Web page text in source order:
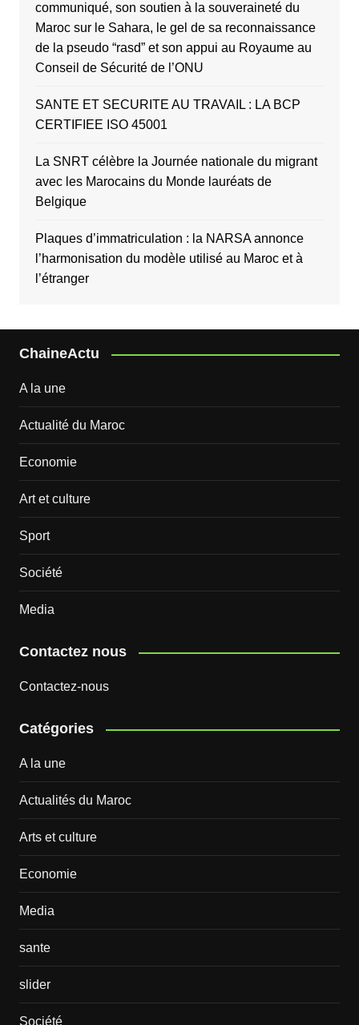
communiqué, son soutien à la souveraineté du
Maroc sur le Sahara, le gel de sa reconnaissance
de la pseudo “rasd” et son appui au Royaume au
Conseil de Sécurité de l’ONU
SANTE ET SECURITE AU TRAVAIL : LA BCP
CERTIFIEE ISO 45001
La SNRT célèbre la Journée nationale du migrant
avec les Marocains du Monde lauréats de
Belgique
Plaques d’immatriculation : la NARSA annonce
l’harmonisation du modèle utilisé au Maroc et à
l’étranger
ChaineActu
A la une
Actualité du Maroc
Economie
Art et culture
Sport
Société
Media
Contactez nous
Contactez-nous
Catégories
A la une
Actualités du Maroc
Arts et culture
Economie
Media
sante
slider
Société